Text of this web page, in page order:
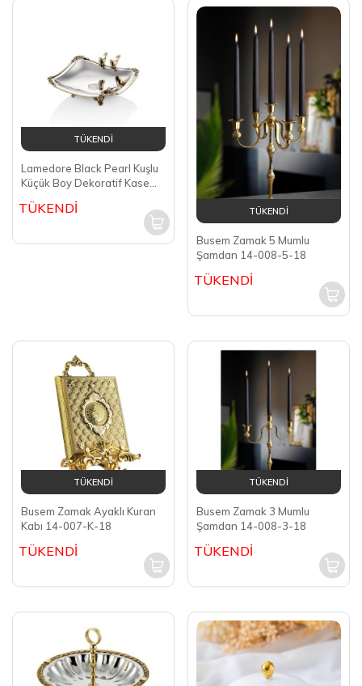
TÜKENDİ
Lamedore Black Pearl Kuşlu
Küçük Boy Dekoratif Kase
TÜKENDİ TÜKENDİ
Busem Zamak 5 Mumlu
Şamdan 14-008-5-18
TÜKENDİ
TÜKENDİ
Busem Zamak Ayaklı Kuran
Kabı 14-007-K-18
TÜKENDİ
TÜKENDİ
Busem Zamak 3 Mumlu
Şamdan 14-008-3-18
TÜKENDİ